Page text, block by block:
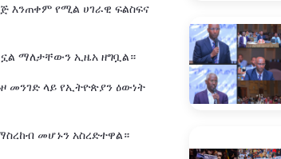
እንጠቀም የሚል ሀገራዊ ፍልስፍና
ማለታቸውን ኢዜአ ዘግቧል።
መንገድ ላይ የኢትዮጵያን ዕውነት
መሆኑን አስረድተዋል።